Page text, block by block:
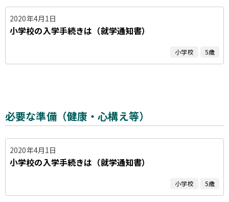
2020年4月1日
小学校の入学手続きは（就学通知書）
小学校 5歳
必要な準備（健康・心構え等）
2020年4月1日
小学校の入学手続きは（就学通知書）
小学校 5歳